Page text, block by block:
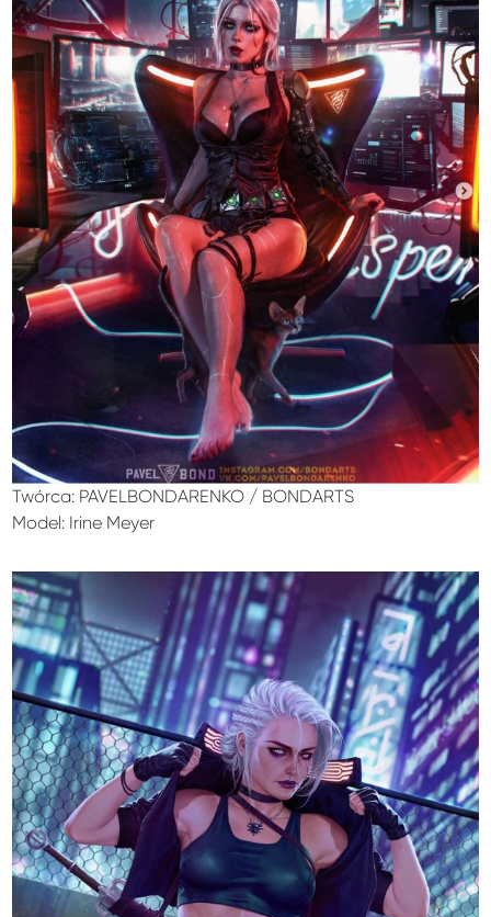
Twórca: PAVELBONDARENKO / BONDARTS
Model: Irine Meyer